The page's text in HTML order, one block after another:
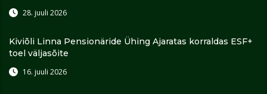
28. juuli 2026
Kiviõli Linna Pensionäride Ühing Ajaratas korraldas ESF+
toel väljasõite
16. juuli 2026